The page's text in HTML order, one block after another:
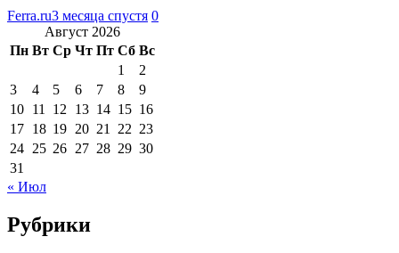
Ferra.ru3 месяца спустя 0
Август 2026
Пн Вт Ср Чт Пт Сб Вс
1
2
3
4 5 6 7 8
9
10 11 12 13 14 15 16
17 18 19 20 21 22 23
24 25 26 27 28 29 30
31
« Июл
Рубрики